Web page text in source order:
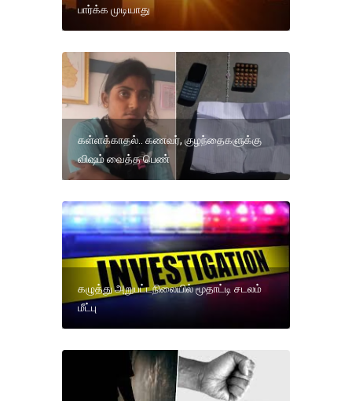
பார்க்க முடியாது
கள்ளக்காதல்.. கணவர், குழந்தைகளுக்கு
விஷம் வைத்த பெண்
கழுத்து அறுபட்டநிலையில் மூதாட்டி சடலம்
மீட்பு